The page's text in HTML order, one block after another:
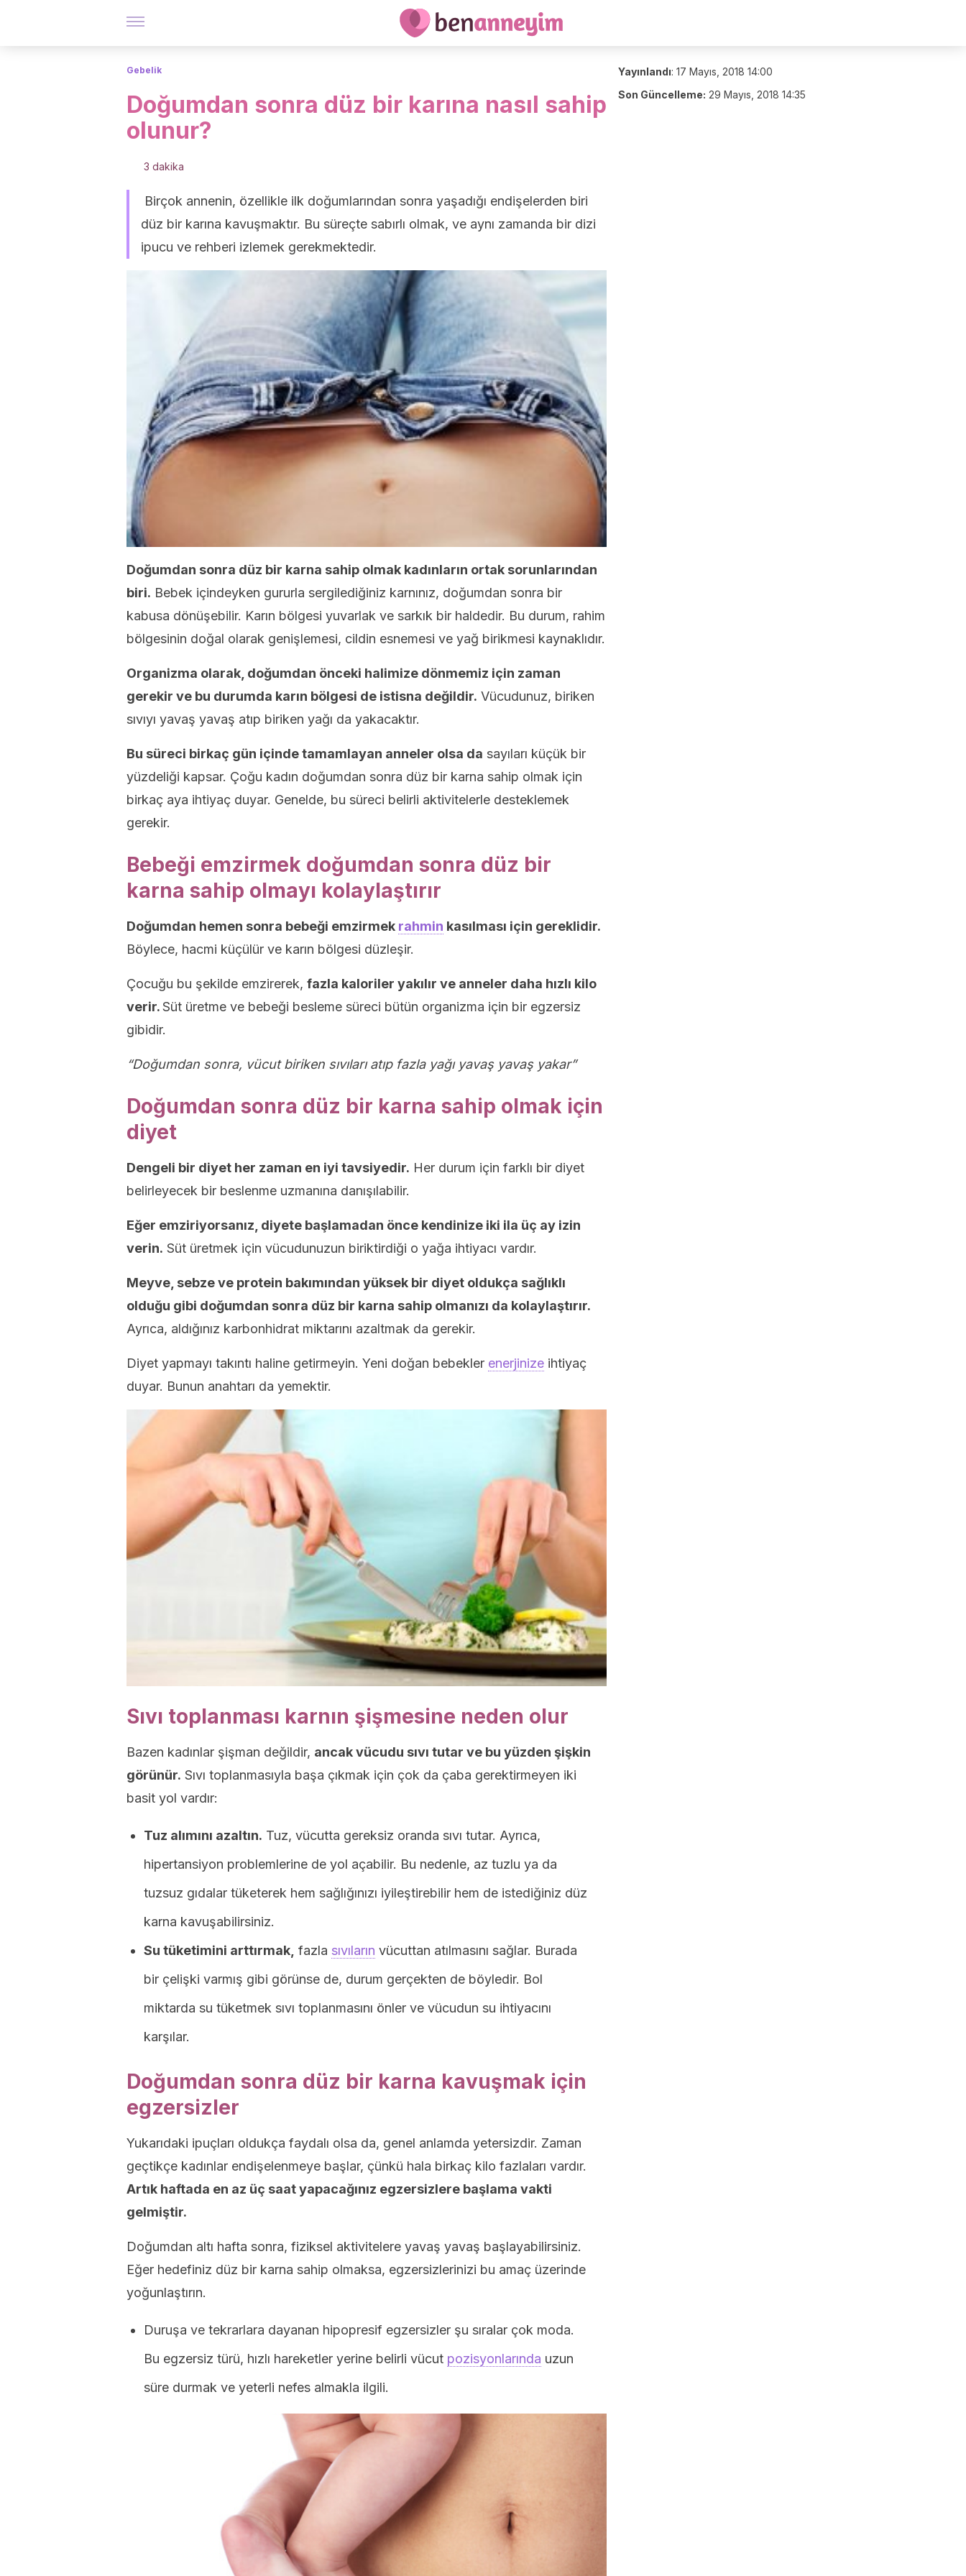
Gebelik
Doğumdan sonra düz bir karına nasıl sahip
olunur?
3 dakika
Birçok annenin, özellikle ilk doğumlarından sonra yaşadığı endişelerden biri
düz bir karına kavuşmaktır. Bu süreçte sabırlı olmak, ve aynı zamanda bir dizi
ipucu ve rehberi izlemek gerekmektedir.
Doğumdan sonra düz bir karna sahip olmak kadınların ortak sorunlarından
biri. Bebek içindeyken gururla sergilediğiniz karnınız, doğumdan sonra bir
kabusa dönüşebilir. Karın bölgesi yuvarlak ve sarkık bir haldedir. Bu durum, rahim
bölgesinin doğal olarak genişlemesi, cildin esnemesi ve yağ birikmesi kaynaklıdır.
Organizma olarak, doğumdan önceki halimize dönmemiz için zaman
gerekir ve bu durumda karın bölgesi de istisna değildir. Vücudunuz, biriken
sıvıyı yavaş yavaş atıp biriken yağı da yakacaktır.
Bu süreci birkaç gün içinde tamamlayan anneler olsa da sayıları küçük bir
yüzdeliği kapsar. Çoğu kadın doğumdan sonra düz bir karna sahip olmak için
birkaç aya ihtiyaç duyar. Genelde, bu süreci belirli aktivitelerle desteklemek
gerekir.
Bebeği emzirmek doğumdan sonra düz bir
karna sahip olmayı kolaylaştırır
Doğumdan hemen sonra bebeği emzirmek rahmin kasılması için gereklidir.
Böylece, hacmi küçülür ve karın bölgesi düzleşir.
Çocuğu bu şekilde emzirerek, fazla kaloriler yakılır ve anneler daha hızlı kilo
verir.Süt üretme ve bebeği besleme süreci bütün organizma için bir egzersiz
gibidir.
“Doğumdan sonra, vücut biriken sıvıları atıp fazla yağı yavaş yavaş yakar”
Doğumdan sonra düz bir karna sahip olmak için
diyet
Dengeli bir diyet her zaman en iyi tavsiyedir. Her durum için farklı bir diyet
belirleyecek bir beslenme uzmanına danışılabilir.
Eğer emziriyorsanız, diyete başlamadan önce kendinize iki ila üç ay izin
verin. Süt üretmek için vücudunuzun biriktirdiği o yağa ihtiyacı vardır.
Meyve, sebze ve protein bakımından yüksek bir diyet oldukça sağlıklı
olduğu gibi doğumdan sonra düz bir karna sahip olmanızı da kolaylaştırır.
Ayrıca, aldığınız karbonhidrat miktarını azaltmak da gerekir.
Diyet yapmayı takıntı haline getirmeyin. Yeni doğan bebekler enerjinize ihtiyaç
duyar. Bunun anahtarı da yemektir.
Sıvı toplanması karnın şişmesine neden olur
Bazen kadınlar şişman değildir, ancak vücudu sıvı tutar ve bu yüzden şişkin
görünür. Sıvı toplanmasıyla başa çıkmak için çok da çaba gerektirmeyen iki
basit yol vardır:
Tuz alımını azaltın. Tuz, vücutta gereksiz oranda sıvı tutar. Ayrıca,
hipertansiyon problemlerine de yol açabilir. Bu nedenle, az tuzlu ya da
tuzsuz gıdalar tüketerek hem sağlığınızı iyileştirebilir hem de istediğiniz düz
karna kavuşabilirsiniz.
Su tüketimini arttırmak, fazla sıvıların vücuttan atılmasını sağlar. Burada
bir çelişki varmış gibi görünse de, durum gerçekten de böyledir. Bol
miktarda su tüketmek sıvı toplanmasını önler ve vücudun su ihtiyacını
karşılar.
Doğumdan sonra düz bir karna kavuşmak için
egzersizler
Yukarıdaki ipuçları oldukça faydalı olsa da, genel anlamda yetersizdir. Zaman
geçtikçe kadınlar endişelenmeye başlar, çünkü hala birkaç kilo fazlaları vardır.
Artık haftada en az üç saat yapacağınız egzersizlere başlama vakti
gelmiştir.
Doğumdan altı hafta sonra, fiziksel aktivitelere yavaş yavaş başlayabilirsiniz.
Eğer hedefiniz düz bir karna sahip olmaksa, egzersizlerinizi bu amaç üzerinde
yoğunlaştırın.
Duruşa ve tekrarlara dayanan hipopresif egzersizler şu sıralar çok moda.
Bu egzersiz türü, hızlı hareketler yerine belirli vücut pozisyonlarında uzun
süre durmak ve yeterli nefes almakla ilgili.
Yayınlandı: 17 Mayıs, 2018 14:00
Son Güncelleme: 29 Mayıs, 2018 14:35